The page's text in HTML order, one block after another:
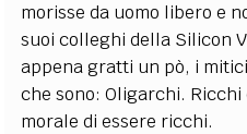
morisse da uomo libero e
suoi colleghi della Silicon
appena gratti un pò, i
che sono: Oligarchi.
morale di essere ricchi.